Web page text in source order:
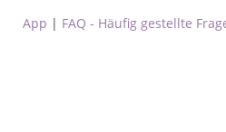
App | FAQ - Häufig gestellte